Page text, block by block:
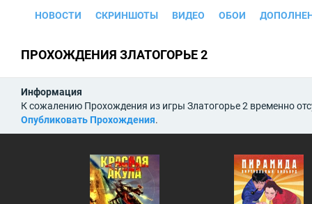
НОВОСТИ СКРИНШОТЫ ВИДЕО ОБОИ
ПРОХОЖДЕНИЯ ЗЛАТОГОРЬЕ 2
Информация
К сожалению Прохождения из игры Златогорье 2 временно
Опубликовать Прохождения.